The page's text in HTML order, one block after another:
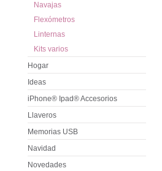
Navajas
Flexómetros
Linternas
Kits varios
Hogar
Ideas
iPhone® Ipad® Accesorios
Llaveros
Memorias USB
Navidad
Novedades